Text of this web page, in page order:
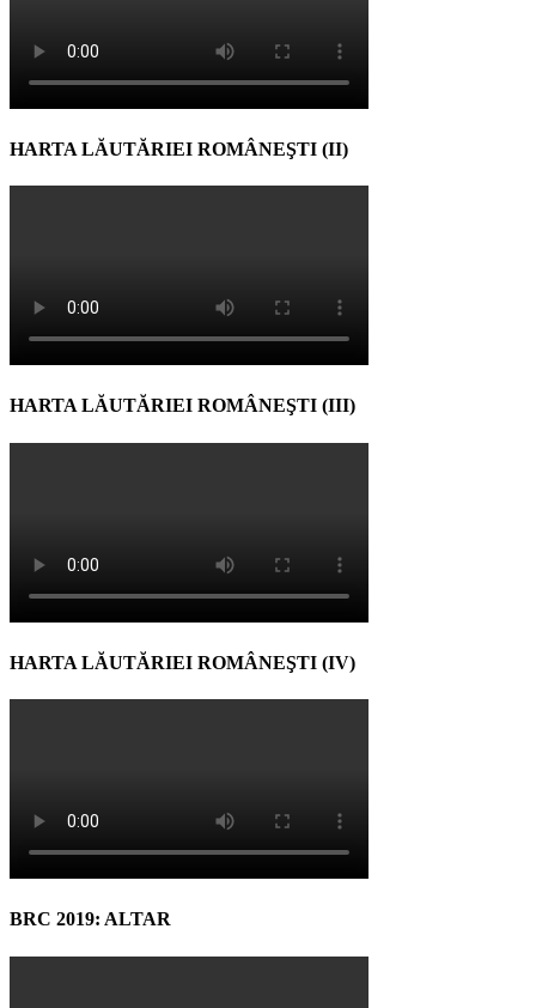
HARTA LĂUTĂRIEI ROMÂNEŞTI (II)
HARTA LĂUTĂRIEI ROMÂNEŞTI (III)
HARTA LĂUTĂRIEI ROMÂNEŞTI (IV)
BRC 2019: ALTAR